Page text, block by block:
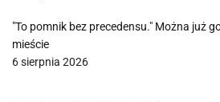
"To pomnik bez precedensu." Można już
mieście
6 sierpnia 2026